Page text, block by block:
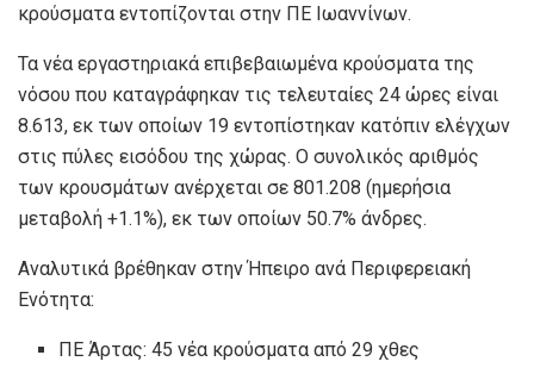
κρούσματα εντοπίζονται στην ΠΕ Ιωαννίνων.
Τα νέα εργαστηριακά επιβεβαιωμένα κρούσματα της
νόσου που καταγράφηκαν τις τελευταίες 24 ώρες είναι
8.613, εκ των οποίων 19 εντοπίστηκαν κατόπιν ελέγχων
στις πύλες εισόδου της χώρας. Ο συνολικός αριθμός
των κρουσμάτων ανέρχεται σε 801.208 (ημερήσια
μεταβολή +1.1%), εκ των οποίων 50.7% άνδρες.
Αναλυτικά βρέθηκαν στην Ήπειρο ανά Περιφερειακή
Ενότητα:
ΠΕ Άρτας: 45 νέα κρούσματα από 29 χθες